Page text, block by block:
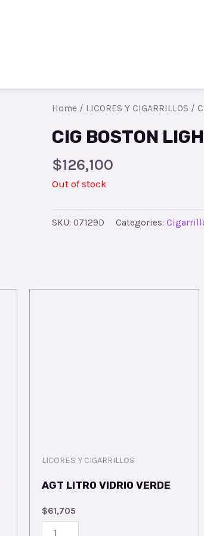
Home / LICORES Y CIGARRILLOS /
CIG BOSTON
$126,100
Out of stock
SKU: 07129D Categories:
LICORES Y CIGARRILLOS
AGT LITRO VIDRIO VERDE
$61,705